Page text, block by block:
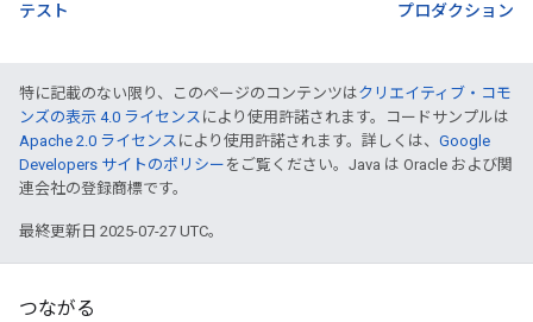
テスト
プロダクション
特に記載のない限り、このページのコンテンツはクリエイティブ・コモ
ンズの表示 4.0 ライセンス により使用許諾されます。コードサンプルは
Apache 2.0 ライセンス により使用許諾されます。詳しくは、 Google
Developers サイトのポリシー をご覧ください。Java は Oracle および関
連会社の登録商標です。
最終更新日 2025-07-27 UTC。
つながる